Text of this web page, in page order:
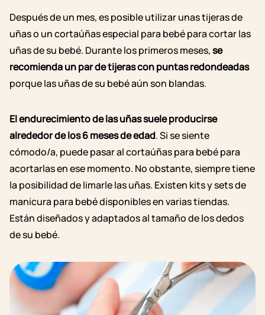
Después de un mes, es posible utilizarunastijeras de
uñas o un cortaúñas especial para bebé para cortar las
uñas de su bebé. Durante los primeros meses,se
recomienda un par de tijeras con puntas redondeadas
porque las uñas de su bebé aún son blandas.
El endurecimiento de las uñas suele producirse
alrededor de los 6 meses de edad. Si se siente
cómodo/a, puede pasar al cortaúñas para bebé para
acortarlas en ese momento. No obstante, siempre tiene
la posibilidad de limarle las uñas. Existen kits y sets de
manicura para bebé disponibles en varias tiendas.
Están diseñados y adaptados al tamaño de los dedos
de su bebé.